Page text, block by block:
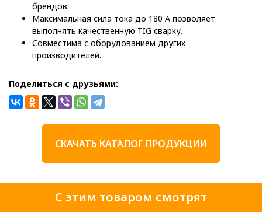
брендов.
Максимальная сила тока до 180 А позволяет
выполнять качественную TIG сварку.
Совместима с оборудованием других
производителей.
Поделиться с друзьями:
СКАЧАТЬ КАТАЛОГ ПРОДУКЦИИ
С этим товаром смотрят